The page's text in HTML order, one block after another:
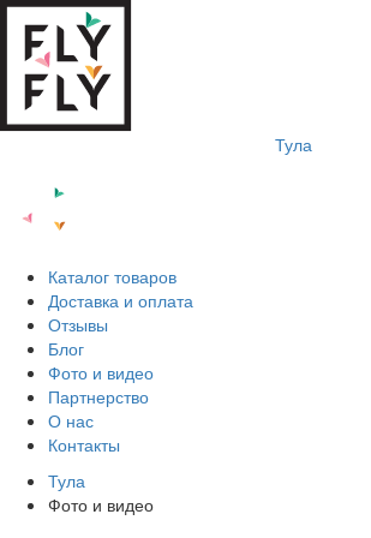
Тула
Каталог товаров
Доставка и оплата
Отзывы
Блог
Фото и видео
Партнерство
О нас
Контакты
Тула
Фото и видео